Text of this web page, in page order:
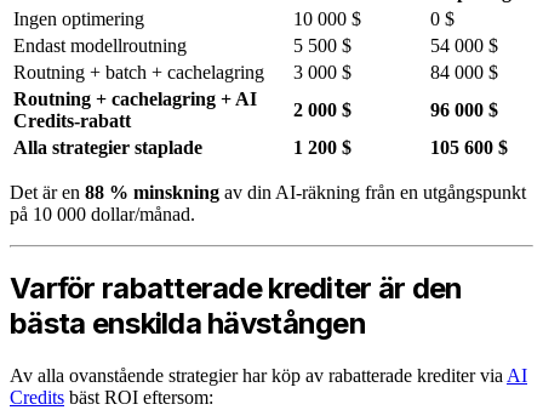
Ingen optimering
10 000 $
0 $
Endast modellroutning
5 500 $
54 000 $
Routning + batch + cachelagring
3 000 $
84 000 $
Routning + cachelagring + AI
Credits-rabatt
2 000 $
96 000 $
Alla strategier staplade
1 200 $ 105 600 $
Det är en 88 % minskning av din AI-räkning från en utgångspunkt
på 10 000 dollar/månad.
Varför rabatterade krediter är den
bästa enskilda hävstången
Av alla ovanstående strategier har köp av rabatterade krediter via AI
Credits bäst ROI eftersom: